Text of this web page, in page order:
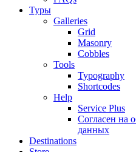
Туры
Galleries
Grid
Masonry
Cobbles
Tools
Typography
Shortcodes
Help
Service Plus
Согласен на
данных
Destinations